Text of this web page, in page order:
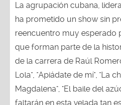
La agrupación cubana,
ha prometido un show sin
reencuentro muy esperado
que forman parte de la
de la carrera de Raúl
Lola", "Apiádate de mí", "La
Magdalena", "El baile del
faltarán en esta velada tan